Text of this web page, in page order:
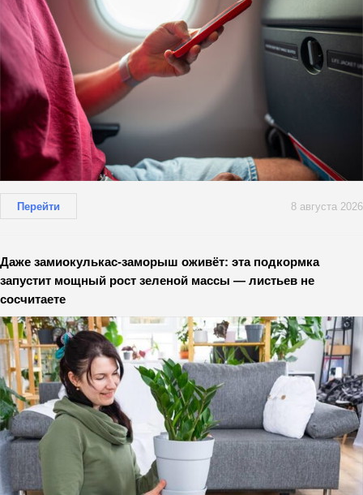
Перейти 8 августа 2026
Даже замиокулькас-заморыш оживёт: эта подкормка
запустит мощный рост зеленой массы — листьев не
сосчитаете